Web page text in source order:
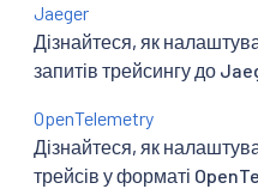
Jaeger
Дізнайтеся, як
запитів трейсингу до
OpenTelemetry
Дізнайтеся, як
трейсів у форматі